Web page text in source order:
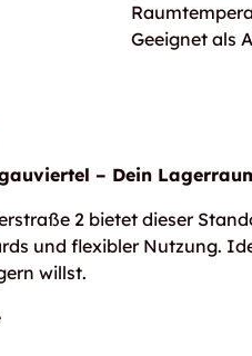
Geeignet als
– Dein
2 bietet dieser
und flexibler Nutzung.
willst.